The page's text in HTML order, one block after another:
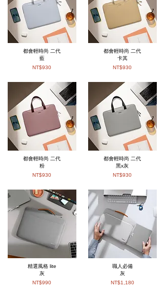
都會輕時尚 二代
藍
NT$930
都會輕時尚 二代
粉
NT$930
精選風格 lite
灰
NT$990
都會輕時尚 二代
卡其
NT$930
都會輕時尚 二代
黑x灰
NT$930
職人必備
灰
NT$1,180